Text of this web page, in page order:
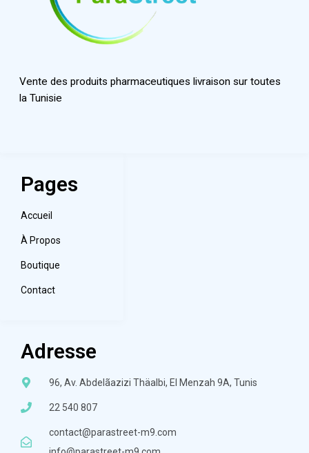
Vente des produits pharmaceutiques livraison sur toutes
la Tunisie
Pages
Accueil
À Propos
Boutique
Contact
Adresse
96, Av. Abdelãazizi Thäalbi, El Menzah 9A, Tunis
22 540 807
contact@parastreet-m9.com